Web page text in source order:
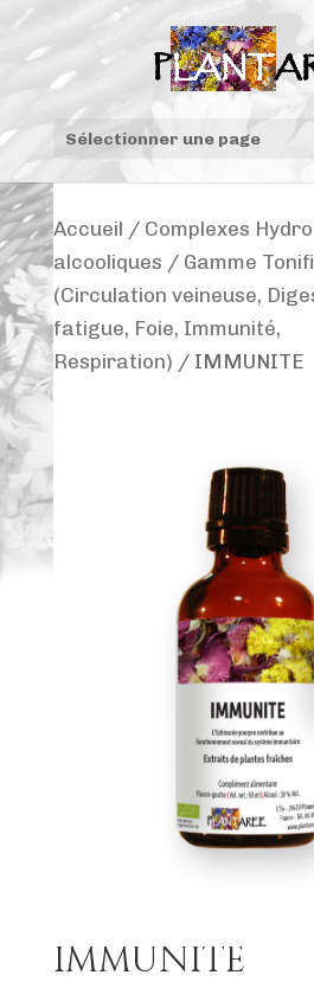
Sélectionner une page
Accueil / Complexes
alcooliques / Gamme
(Circulation veineuse,
fatigue, Foie, Immunité,
Respiration) / IMMUNITE
IMMUNITE